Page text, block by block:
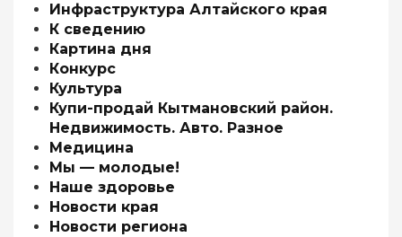
Инфраструктура Алтайского края
К сведению
Картина дня
Конкурс
Культура
Купи-продай Кытмановский район.
Недвижимость. Авто. Разное
Медицина
Мы — молодые!
Наше здоровье
Новости края
Новости региона